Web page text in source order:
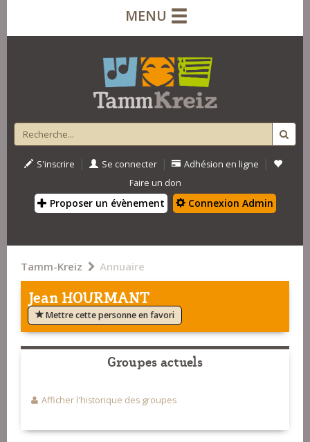
MENU
S'inscrire | Se connecter | Adhésion en ligne |
Faire un don
Proposer un évènement Connexion Admin
Tamm-Kreiz Annuaire
Jean HOURMANT
Mettre cette personne en favori
Groupes actuels
Afficher l'historique des groupes